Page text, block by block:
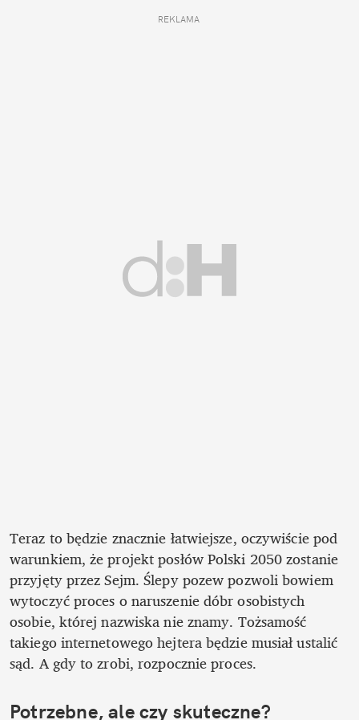
REKLAMA
Teraz to będzie znacznie łatwiejsze, oczywiście pod
warunkiem, że projekt posłów Polski 2050 zostanie
przyjęty przez Sejm. Ślepy pozew pozwoli bowiem
wytoczyć proces o naruszenie dóbr osobistych
osobie, której nazwiska nie znamy. Tożsamość
takiego internetowego hejtera będzie musiał ustalić
sąd. A gdy to zrobi, rozpocznie proces.
Potrzebne, ale czy skuteczne?